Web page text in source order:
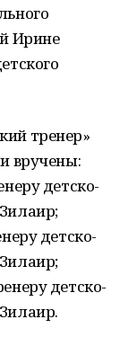
Ирине
тренер»
вручены:
детско-
детско-
детско-